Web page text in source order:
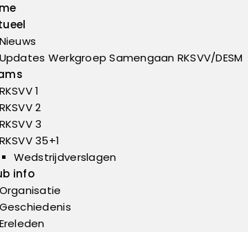
Nieuws
Updates Werkgroep Samengaan RKSVV/DESM
RKSVV 1
RKSVV 2
RKSVV 3
RKSVV 35+1
Wedstrijdverslagen
info
Organisatie
Geschiedenis
Ereleden